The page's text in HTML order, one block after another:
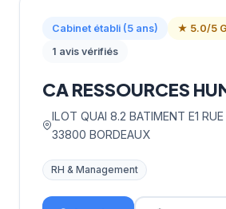
Cabinet établi (5 ans)
★ 5.0/5
1 avis vérifiés
CA RESSOURCES
ILOT QUAI 8.2 BATIMENT E1
33800 BORDEAUX
RH & Management